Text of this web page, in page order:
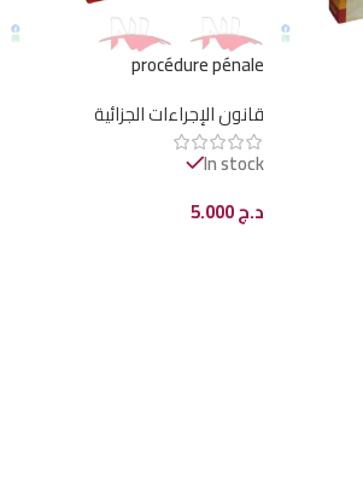
procédure pénale
قانون الإجراءات الجزائية
In stock
د.ج